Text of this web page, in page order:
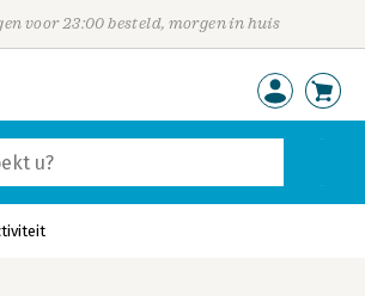
voor 23:00 besteld, morgen in huis